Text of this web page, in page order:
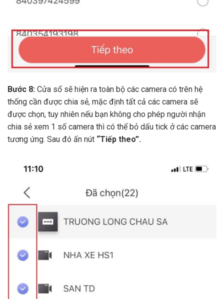
Bước 8: Cửa sổ sẽ hiện ra toàn bộ các camera có trên hệ
thống cần được chia sẻ, mặc định tất cả các camera sẽ
được chọn, tuy nhiên nếu bạn không cho phép người nhận
chia sẻ xem 1 số camera thì có thể bỏ dấu tick ở các camera
tương ứng. Sau đó ấn nút “Tiếp theo”.